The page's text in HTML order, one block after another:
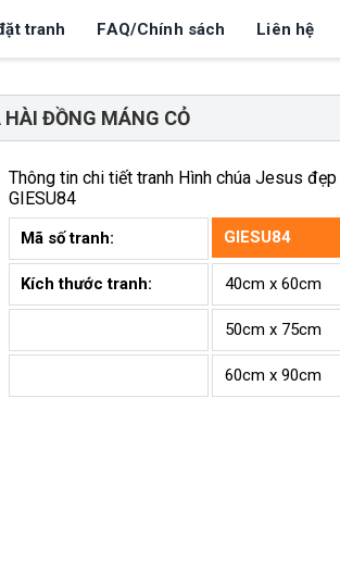
tranh FAQ/Chính sách Liên hệ
ĐỒNG MÁNG CỎ
Thông tin chi tiết tranh Hình chúa Jesus đẹp
GIESU84
Mã số tranh: GIESU84
Kích thước tranh: 40cm x 60cm
50cm x 75cm
60cm x 90cm